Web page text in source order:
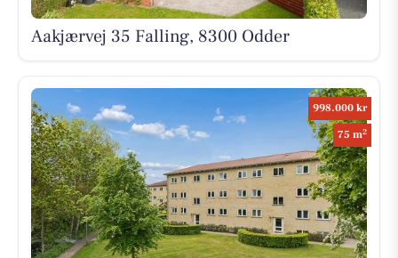
Aakjærvej 35 Falling, 8300 Odder
998.000 kr
75 m2